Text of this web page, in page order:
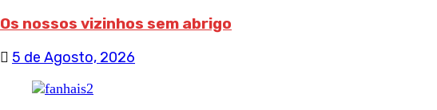
Os nossos vizinhos sem abrigo
5 de Agosto, 2026